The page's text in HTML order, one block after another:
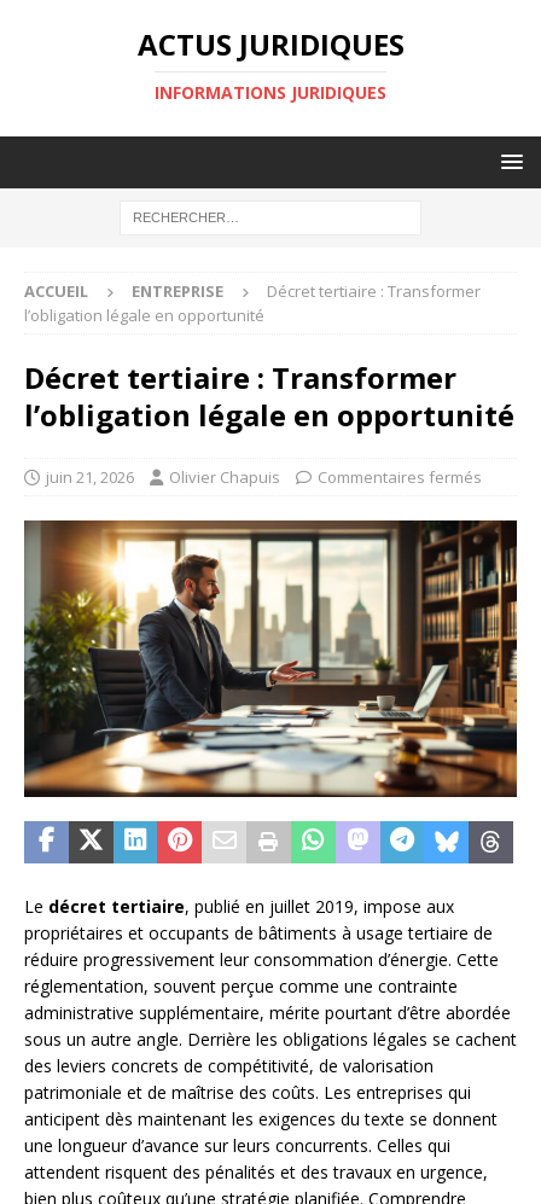
ACTUS JURIDIQUES
INFORMATIONS JURIDIQUES
ACCUEIL ENTREPRISE
Décret tertiaire : Transformer
l’obligation légale en opportunité
Décret tertiaire : Transformer
l’obligation légale en opportunité
juin 21, 2026 Olivier Chapuis Commentaires fermés
Le décret tertiaire, publié en juillet 2019, impose aux
propriétaires et occupants de bâtiments à usage tertiaire de
réduire progressivement leur consommation d’énergie. Cette
réglementation, souvent perçue comme une contrainte
administrative supplémentaire, mérite pourtant d’être abordée
sous un autre angle. Derrière les obligations légales se cachent
des leviers concrets de compétitivité, de valorisation
patrimoniale et de maîtrise des coûts. Les entreprises qui
anticipent dès maintenant les exigences du texte se donnent
une longueur d’avance sur leurs concurrents. Celles qui
attendent risquent des pénalités et des travaux en urgence,
bien plus coûteux qu’une stratégie planifiée. Comprendre